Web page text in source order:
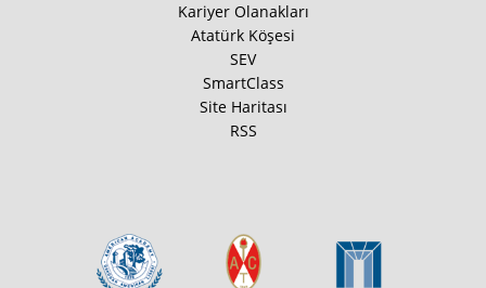
Kariyer Olanakları
Atatürk Köşesi
SEV
SmartClass
Site Haritası
RSS